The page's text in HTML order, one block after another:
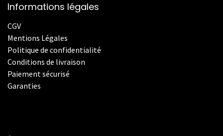
Informations légales
CGV
Mentions Légales
Politique de confidentialité
Conditions de livraison
Paiement sécurisé
Garanties